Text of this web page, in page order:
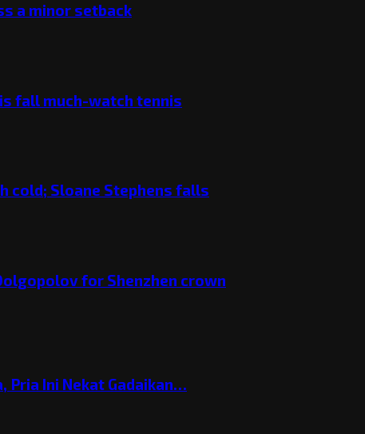
a minor setback
fall much-watch tennis
cold; Sloane Stephens falls
for Shenzhen crown
Pria Ini Nekat Gadaikan…